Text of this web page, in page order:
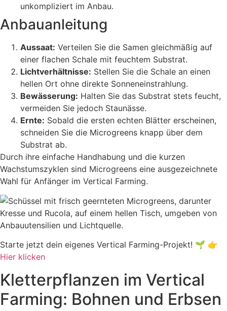
unkompliziert im Anbau.
Anbauanleitung
Aussaat: Verteilen Sie die Samen gleichmäßig auf
einer flachen Schale mit feuchtem Substrat.
Lichtverhältnisse: Stellen Sie die Schale an einen
hellen Ort ohne direkte Sonneneinstrahlung.
Bewässerung: Halten Sie das Substrat stets feucht,
vermeiden Sie jedoch Staunässe.
Ernte: Sobald die ersten echten Blätter erscheinen,
schneiden Sie die Microgreens knapp über dem
Substrat ab.
Durch ihre einfache Handhabung und die kurzen
Wachstumszyklen sind Microgreens eine ausgezeichnete
Wahl für Anfänger im Vertical Farming.
Starte jetzt dein eigenes Vertical Farming-Projekt! 🌱 👉
Hier klicken
Kletterpflanzen im Vertical
Farming: Bohnen und Erbsen